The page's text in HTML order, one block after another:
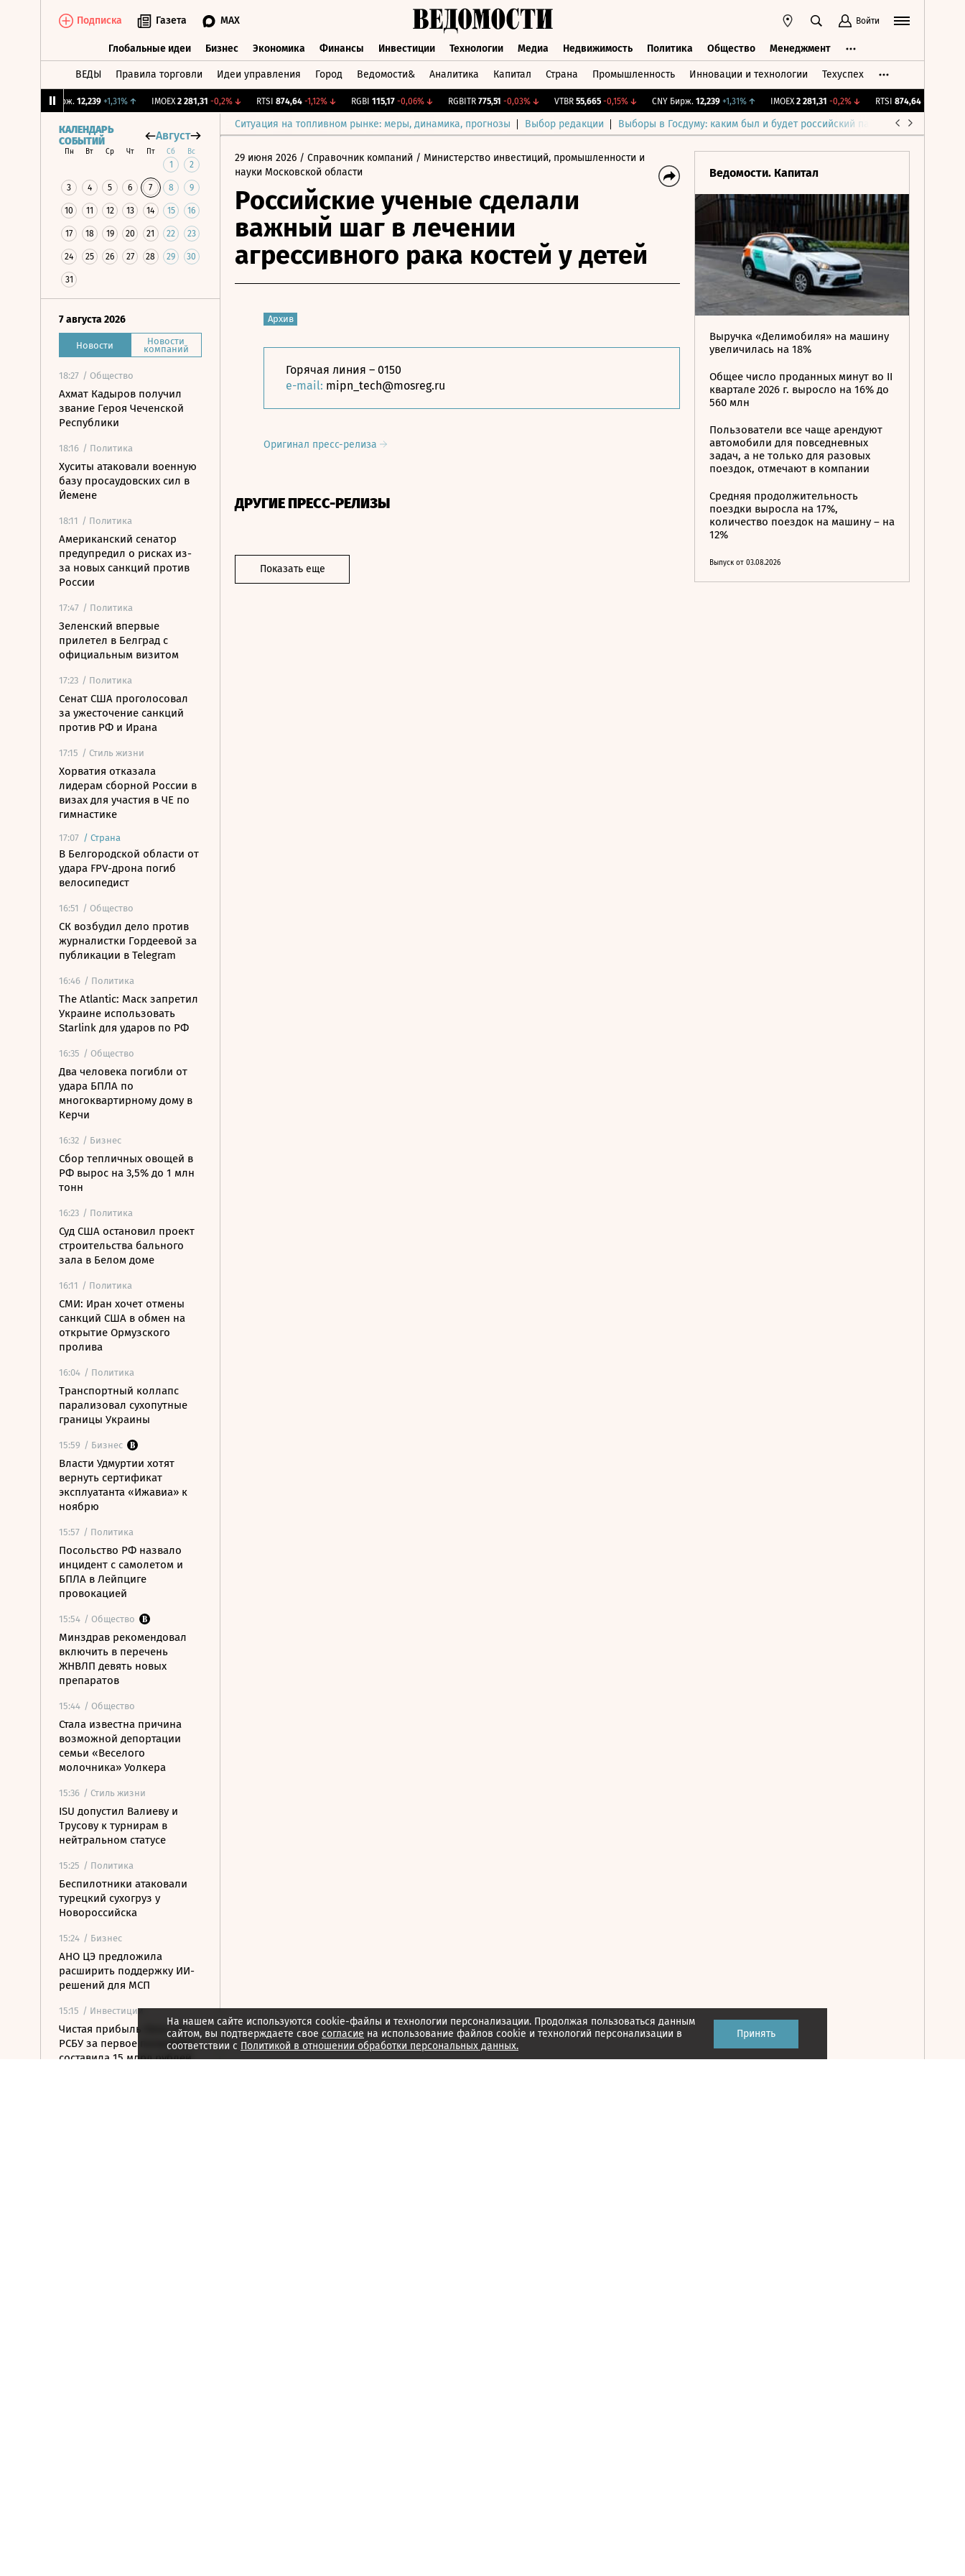
Подписка Газета MAX Войти
Глобальные идеи Бизнес Экономика Финансы Инвестиции Технологии Медиа Недвижимость Политика Общество Менеджмент
ВЕДЫ Правила торговли Идеи управления Город Ведомости& Аналитика Капитал Страна Промышленность Инновации и технологии Техуспех
12,239 +1,31%↑ IMOEX 2 281,31 -0,2%↓ RTSI 874,64 -1,12% ↓ RGBI 115,17 -0,06%↓ RGBITR 775,51 -0,03%↓ VTBR 55,665 -0,15% ↓ CNY Бирж. 12,239 +1,31%↑ IMOEX 2 281,31 -0,2%↓ RTSI 874,64 -1,12%
Ситуация на топливном рынке: меры, динамика, прогнозы Выбор редакции Выборы в Госдуму: каким был и будет российский парламент
КАЛЕНДАРЬ
СОБЫТИЙ
Август
Пн Вт Ср Чт Пт Сб Вс
1 2
3 4 5 6 7 8 9
10 11 12 13 14 15 16
17 18 19 20 21 22 23
24 25 26 27 28 29 30
31
7 августа 2026
Новости Новости
компаний
18:27 / Общество
Ахмат Кадыров получил
звание Героя Чеченской
Республики
18:16 / Политика
Хуситы атаковали военную
базу просаудовских сил в
Йемене
18:11 / Политика
Американский сенатор
предупредил о рисках из-
за новых санкций против
России
17:47 / Политика
Зеленский впервые
прилетел в Белград с
официальным визитом
17:23 / Политика
Сенат США проголосовал
за ужесточение санкций
против РФ и Ирана
17:15 / Стиль жизни
Хорватия отказала
лидерам сборной России в
визах для участия в ЧЕ по
гимнастике
17:07 / Страна
В Белгородской области от
удара FPV-дрона погиб
велосипедист
16:51 / Общество
СК возбудил дело против
журналистки Гордеевой за
публикации в Telegram
16:46 / Политика
The Atlantic: Маск запретил
Украине использовать
Starlink для ударов по РФ
16:35 / Общество
Два человека погибли от
удара БПЛА по
многоквартирному дому в
Керчи
16:32 / Бизнес
Сбор тепличных овощей в
РФ вырос на 3,5% до 1 млн
тонн
16:23 / Политика
Суд США остановил проект
строительства бального
зала в Белом доме
16:11 / Политика
СМИ: Иран хочет отмены
санкций США в обмен на
открытие Ормузского
пролива
16:04 / Политика
Транспортный коллапс
парализовал сухопутные
границы Украины
15:59 / Бизнес
Власти Удмуртии хотят
вернуть сертификат
эксплуатанта «Ижавиа» к
ноябрю
15:57 / Политика
Посольство РФ назвало
инцидент с самолетом и
БПЛА в Лейпциге
провокацией
15:54 / Общество
Минздрав рекомендовал
включить в перечень
ЖНВЛП девять новых
препаратов
15:44 / Общество
Стала известна причина
возможной депортации
семьи «Веселого
молочника» Уолкера
15:36 / Стиль жизни
ISU допустил Валиеву и
Трусову к турнирам в
нейтральном статусе
15:25 / Политика
Беспилотники атаковали
турецкий сухогруз у
Новороссийска
15:24 / Бизнес
АНО ЦЭ предложила
расширить поддержку ИИ-
решений для МСП
15:15 / Инвестиции
Чистая прибыль Ozon по
РСБУ за первое полугодие
составила 15 млрд рублей
29 июня 2026 / Справочник компаний / Министерство инвестиций, промышленности и
науки Московской области
Российские ученые сделали
важный шаг в лечении
агрессивного рака костей у детей
Архив
Горячая линия – 0150
e-mail: mipn_tech@mosreg.ru
Оригинал пресс-релиза
ДРУГИЕ ПРЕСС-РЕЛИЗЫ
Показать еще
Ведомости. Капитал
Выручка «Делимобиля» на машину
увеличилась на 18%
Общее число проданных минут во II
квартале 2026 г. выросло на 16% до
560 млн
Пользователи все чаще арендуют
автомобили для повседневных
задач, а не только для разовых
поездок, отмечают в компании
Средняя продолжительность
поездки выросла на 17%,
количество поездок на машину – на
12%
Выпуск от 03.08.2026
На нашем сайте используются cookie-файлы и технологии персонализации. Продолжая пользоваться данным
сайтом, вы подтверждаете свое согласие на использование файлов cookie и технологий персонализации в
соответствии с Политикой в отношении обработки персональных данных.
Принять